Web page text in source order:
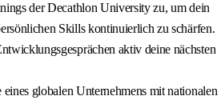
der Decathlon University zu, um dein
Skills kontinuierlich zu schärfen.
aktiv deine nächsten
globalen Unternehmens mit nationalen